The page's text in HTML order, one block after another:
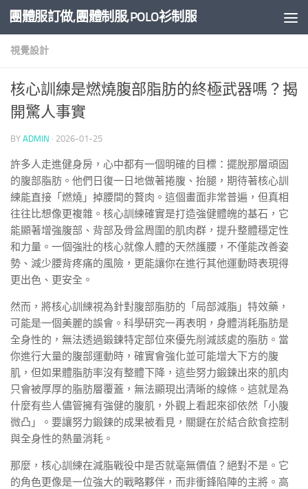
Skip to content
團體服訂做,團體制服,POLO衫制服
視覺設計
核心訓練是燃燒腹部脂肪的終極武器嗎？揭
開驚人事實
BY ADMIN · 2026-01-25
許多人走進健身房，心中都有一個明確的目標：擺脫那層頑固
的腹部脂肪。他們日復一日地做著捲腹、抬腿，期待著核心訓
練能直接「燃燒」掉腰間的贅肉。這個畫面非常普遍，但真相
往往比想像更複雜。核心訓練確實是打造強健體魄的基石，它
能顯著增強腹部、背部及骨盆周圍的肌肉群，提升整體穩定性
和力量。一個強壯的核心就像人體的天然護腰，不僅能改善姿
勢、減少腰背疼痛的風險，更能讓你在進行其他運動時表現得
更出色、更安全。
然而，將核心訓練視為針對腹部脂肪的「局部減脂」特效藥，
可能是一個美麗的誤會。科學研究一再表明，身體消耗脂肪是
全身性的，無法透過鍛鍊特定部位來優先削減該處的脂肪。當
你進行大量的腹部運動時，確實會強化並可能增大下方的腹
肌，但如果體脂肪率沒有整體下降，這些努力鍛鍊出來的肌肉
只會被厚厚的脂肪層覆蓋，無法顯現出清晰的線條。這就是為
什麼有些人儘管擁有強健的腹肌，外觀上看起來卻依然「小腹
微凸」。要讓努力鍛鍊的成果被看見，關鍵在於結合飲食控制
與全身性的熱量消耗。
那麼，核心訓練在減脂戰役中是否就毫無價值？絕對不是。它
的角色更像是一位強大的戰略夥伴，而非衝鋒陷陣的主將。高